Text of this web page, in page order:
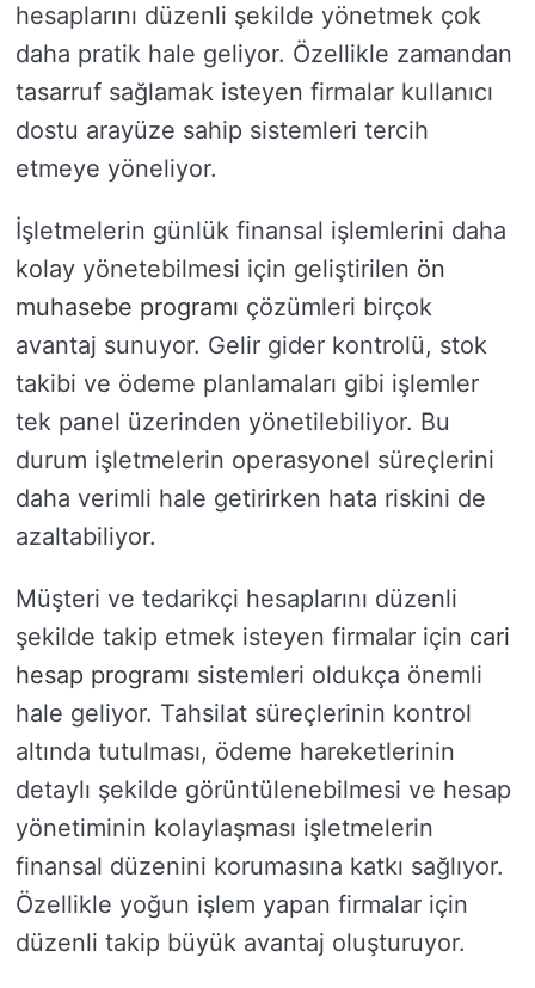
hesaplarını düzenli şekilde yönetmek çok
daha pratik hale geliyor. Özellikle zamandan
tasarruf sağlamak isteyen firmalar kullanıcı
dostu arayüze sahip sistemleri tercih
etmeye yöneliyor.
İşletmelerin günlük finansal işlemlerini daha
kolay yönetebilmesi için geliştirilen ön
muhasebe programı çözümleri birçok
avantaj sunuyor. Gelir gider kontrolü, stok
takibi ve ödeme planlamaları gibi işlemler
tek panel üzerinden yönetilebiliyor. Bu
durum işletmelerin operasyonel süreçlerini
daha verimli hale getirirken hata riskini de
azaltabiliyor.
Müşteri ve tedarikçi hesaplarını düzenli
şekilde takip etmek isteyen firmalar için cari
hesap programı sistemleri oldukça önemli
hale geliyor. Tahsilat süreçlerinin kontrol
altında tutulması, ödeme hareketlerinin
detaylı şekilde görüntülenebilmesi ve hesap
yönetiminin kolaylaşması işletmelerin
finansal düzenini korumasına katkı sağlıyor.
Özellikle yoğun işlem yapan firmalar için
düzenli takip büyük avantaj oluşturuyor.